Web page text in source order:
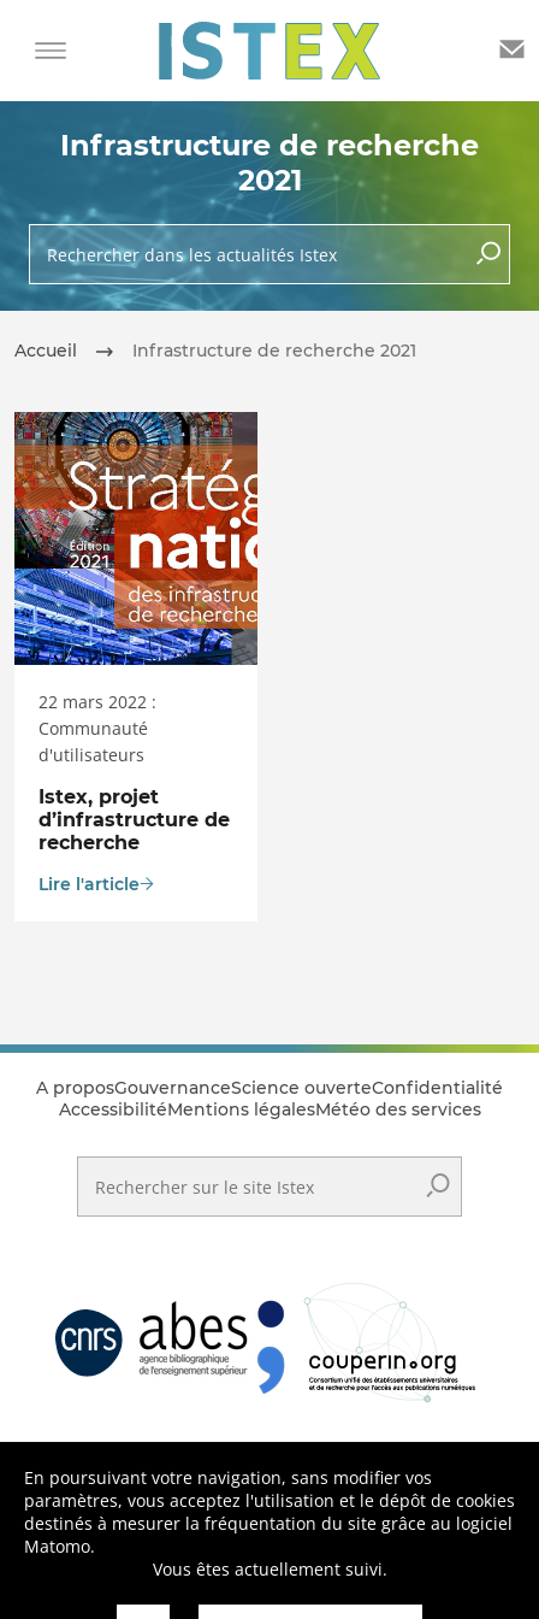
Infrastructure de recherche
2021
Rechercher dans les actualités Istex
lancer
Accueil Infrastructure de recherche 2021
22 mars 2022 :
Communauté
d'utilisateurs
Istex, projet
d’infrastructure de
recherche
Lire l'article
A proposGouvernanceScience ouverteConfidentialité
AccessibilitéMentions légalesMétéo des services
En poursuivant votre navigation, sans modifier vos
paramètres, vous acceptez l'utilisation et le dépôt de cookies
destinés à mesurer la fréquentation du site grâce au logiciel
Matomo.
Vous êtes actuellement suivi.